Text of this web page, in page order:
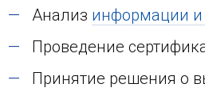
Анализ информации и
Проведение
Принятие решения о